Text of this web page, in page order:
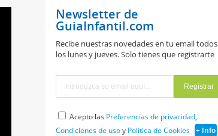
Newsletter de
GuiaInfantil.com
Recibe nuestras novedades en tu email todos
los lunes y jueves. Solo tienes que registrarte
Acepto las Preferencias de privacidad,
Condiciones de usoy Política de Cookies + Info